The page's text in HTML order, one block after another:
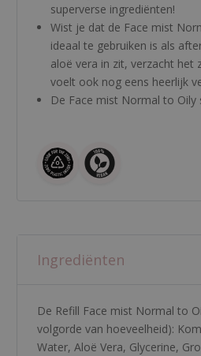
superverse ingrediënten!
Wist je dat de Face mist
ideaal te gebruiken is als
aloë vera in zit, verzacht het
voelt ook nog eens heerlijk
De Face mist Normal to Oily
Ingrediënten
De Refill Face mist Normal to
volgorde van hoeveelheid):
Water, Aloë Vera, Glycerine,